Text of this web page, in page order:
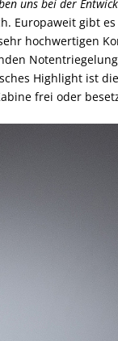
uns bei der
Europaweit gibt
hochwertigen
Highlight ist
frei oder